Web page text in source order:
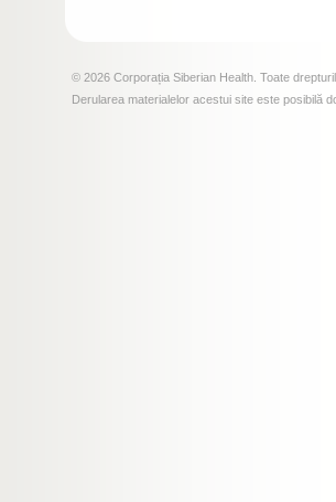
© 2026 Corporația Siberian Health. Toate
Derularea materialelor acestui site este posibilă